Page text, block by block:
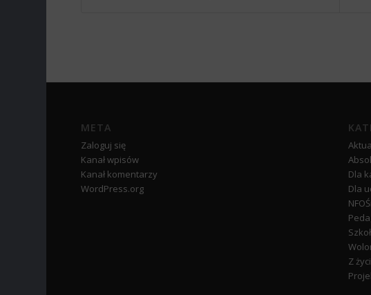
META
Zaloguj się
Kanał wpisów
Kanał komentarzy
WordPress.org
Dla
Dla
Z